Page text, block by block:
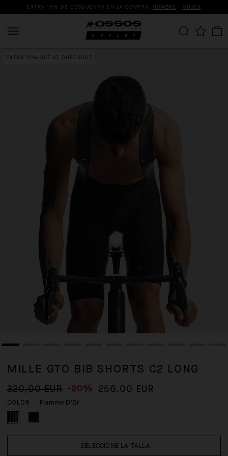
EXTRA 15% DE DESCUENTO EN LA COMPRA: HOMBRE | MUJER
EXTRA 15% OFF AT CHECKOUT
MILLE GTO BIB SHORTS C2 LONG
320,00 EUR -20% 256,00 EUR
COLOR Flamme D'Or
SELECCIONE LA TALLA